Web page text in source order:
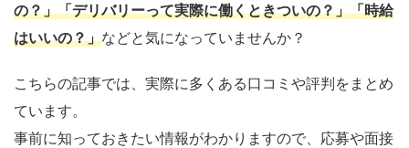
の？」「デリバリーって実際に働くときついの？」「時給
はいいの？」などと気になっていませんか？
こちらの記事では、実際に多くある口コミや評判をまとめ
ています。
事前に知っておきたい情報がわかりますので、応募や面接